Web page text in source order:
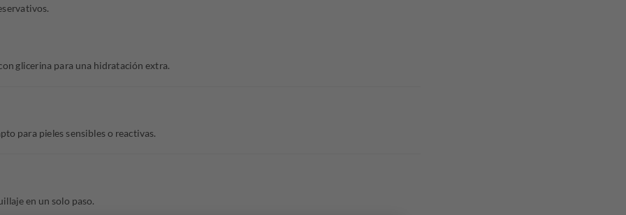
glicerina para una hidratación extra.
para pieles sensibles o reactivas.
en un solo paso.